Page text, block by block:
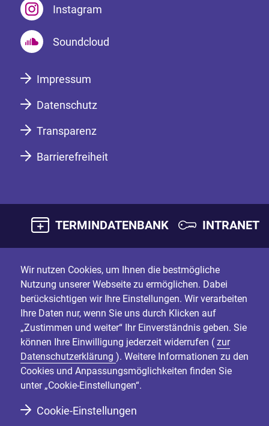
Instagram
Soundcloud
Impressum
Datenschutz
Transparenz
Barrierefreiheit
TERMINDATENBANK INTRANET
Wir nutzen Cookies, um Ihnen die bestmögliche
Nutzung unserer Webseite zu ermöglichen. Dabei
berücksichtigen wir Ihre Einstellungen. Wir verarbeiten
Ihre Daten nur, wenn Sie uns durch Klicken auf
„Zustimmen und weiter“ Ihr Einverständnis geben. Sie
können Ihre Einwilligung jederzeit widerrufen ( zur
Datenschutzerklärung ). Weitere Informationen zu den
Cookies und Anpassungsmöglichkeiten finden Sie
unter „Cookie-Einstellungen“.
Cookie-Einstellungen